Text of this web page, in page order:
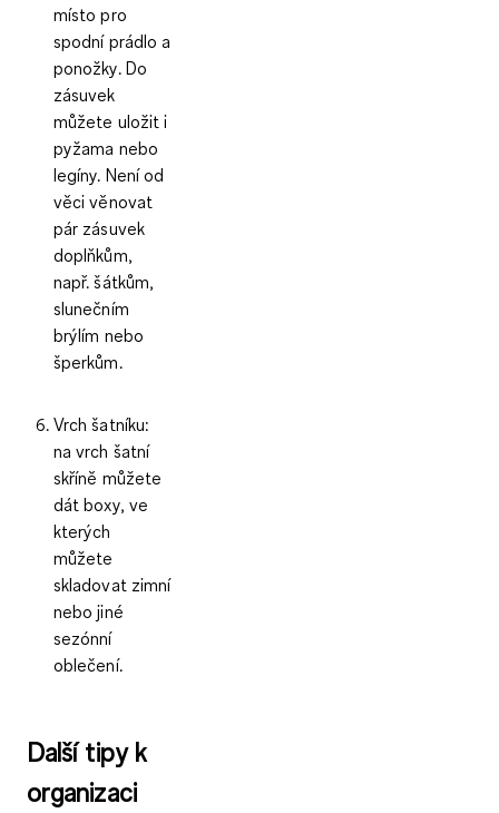
místo pro
spodní prádlo a
ponožky. Do
zásuvek
můžete uložit i
pyžama nebo
legíny. Není od
věci věnovat
pár zásuvek
doplňkům,
např. šátkům,
slunečním
brýlím nebo
šperkům.
Vrch šatníku:
na vrch šatní
skříně můžete
dát boxy, ve
kterých
můžete
skladovat zimní
nebo jiné
sezónní
oblečení.
Další tipy k
organizaci